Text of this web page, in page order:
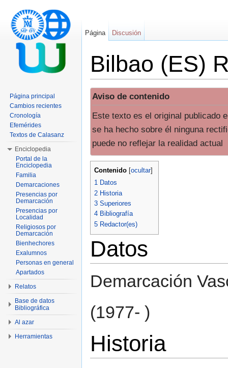
Bilbao (ES)
Aviso de contenido
Este texto es el original publicado
se ha hecho sobre él ninguna
puede no reflejar la realidad actual
Contenido ocultar]
1 Datos
2 Historia
3 Superiores
4 Bibliografía
5 Redactor(es)
Datos
Demarcación
(1977- )
Historia
Página Discusión
Página principal
Cambios recientes
Cronología
Efemérides
Textos de Calasanz
Enciclopedia
Portal de la
Enciclopedia
Familia
Demarcaciones
Presencias por
Demarcación
Presencias por
Localidad
Religiosos por
Demarcación
Bienhechores
Exalumnos
Personas en general
Apartados
Relatos
Base de datos
Bibliográfica
Al azar
Herramientas